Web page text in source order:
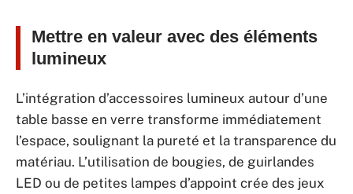
Mettre en valeur avec des éléments
lumineux
L’intégration d’accessoires lumineux autour d’une
table basse en verre transforme immédiatement
l’espace, soulignant la pureté et la transparence du
matériau. L’utilisation de bougies, de guirlandes
LED ou de petites lampes d’appoint crée des jeux